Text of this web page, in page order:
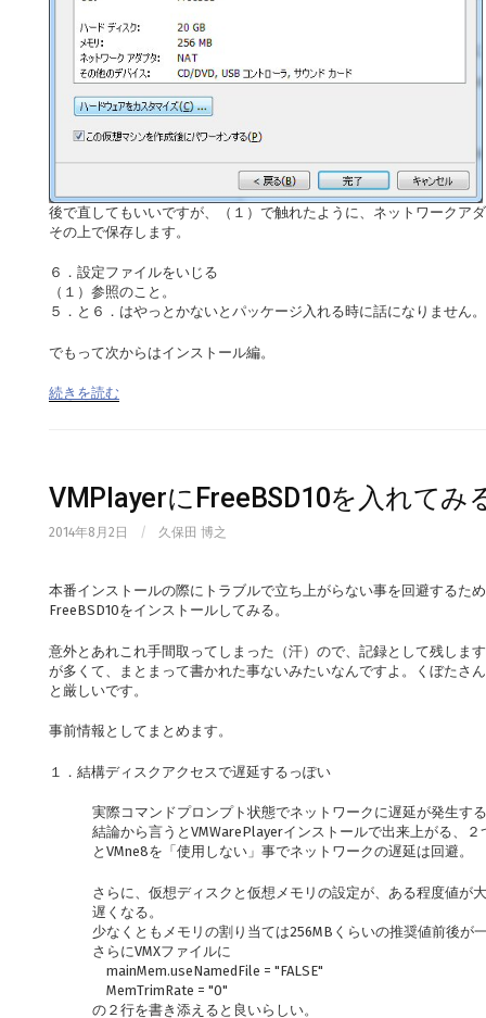
後で直してもいいですが、（１）で触れたように、ネットワークア
その上で保存します。
６．設定ファイルをいじる
（１）参照のこと。
５．と６．はやっとかないとパッケージ入れる時に話になりません。
でもって次からはインストール編。
続きを読む
VMPlayerにFreeBSD10を入れてみ
2014年8月2日 / 久保田 博之
本番インストールの際にトラブルで立ち上がらない事を回避するた
FreeBSD10をインストールしてみる。
意外とあれこれ手間取ってしまった（汗）ので、記録として残しま
が多くて、まとまって書かれた事ないみたいなんですよ。くぼたさ
と厳しいです。
事前情報としてまとめます。
１．結構ディスクアクセスで遅延するっぽい
実際コマンドプロンプト状態でネットワークに遅延が発生す
結論から言うとVMWarePlayerインストールで出来上がる、
とVMne8を「使用しない」事でネットワークの遅延は回避。
さらに、仮想ディスクと仮想メモリの設定が、ある程度値が
遅くなる。
少なくともメモリの割り当ては256MBくらいの推奨値前後が
さらにVMXファイルに
mainMem.useNamedFile = "FALSE"
MemTrimRate = "0"
の２行を書き添えると良いらしい。